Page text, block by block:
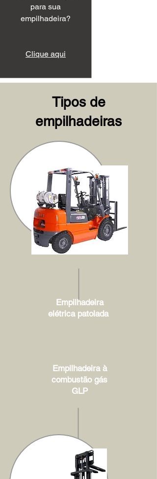
para sua
empilhadeira?
Clique aqui
Tipos de
empilhadeiras
Empilhadeira
elétrica patolada
Empilhadeira à
combustão gás
GLP